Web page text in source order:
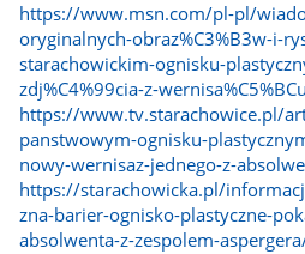
https://www.msn.com/pl-pl/
oryginalnych-obraz%C3%B3w-i-
starachowickim-ognisku-
zdj%C4%99cia-z-
https://www.tv.starachowice.pl/
panstwowym-ognisku-
nowy-wernisaz-jednego-z-
https://starachowicka.pl/
zna-barier-ognisko-plastyczne-
absolwenta-z-zespolem-